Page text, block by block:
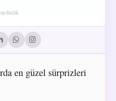
en güzel sürprizleri